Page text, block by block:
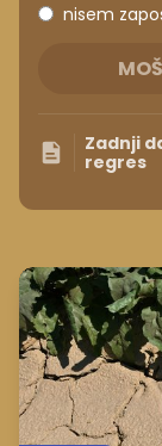
nisem
Zadnji
regres